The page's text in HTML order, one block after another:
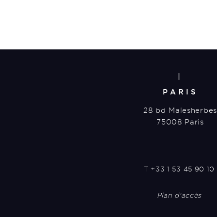
PARIS
28 bd Malesherbes
75008 Paris
T +33 1 53 45 90 10
Plan d'accès